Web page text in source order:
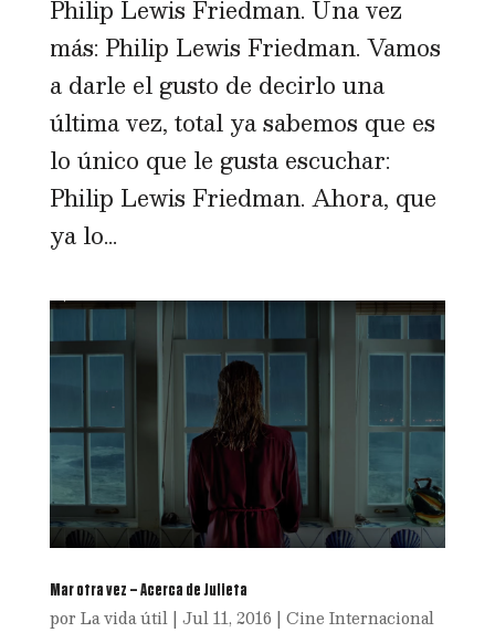
Philip Lewis Friedman. Una vez
más: Philip Lewis Friedman. Vamos
a darle el gusto de decirlo una
última vez, total ya sabemos que es
lo único que le gusta escuchar:
Philip Lewis Friedman. Ahora, que
ya lo...
Mar otra vez – Acerca de Julieta
por La vida útil| Jul 11, 2016 | Cine Internacional